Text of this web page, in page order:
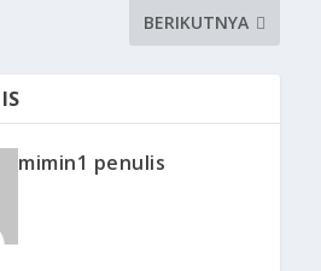
BERIKUTNYA
mimin1 penulis